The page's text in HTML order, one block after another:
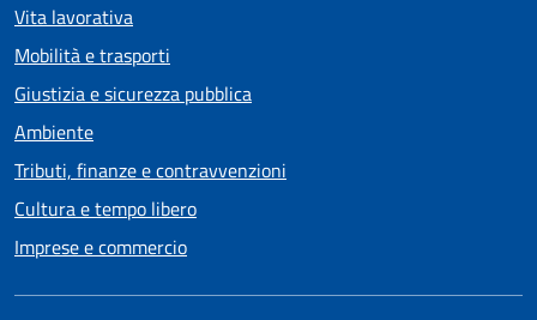
Vita lavorativa
Mobilità e trasporti
Giustizia e sicurezza pubblica
Ambiente
Tributi, finanze e contravvenzioni
Cultura e tempo libero
Imprese e commercio